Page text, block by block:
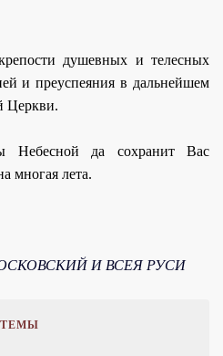
душевных и телесных
и преуспеяния в дальнейшем
Церкви.
Небесной да сохранит Вас
многая лета.
И ВСЕЯ РУСИ
ТЕМЫ